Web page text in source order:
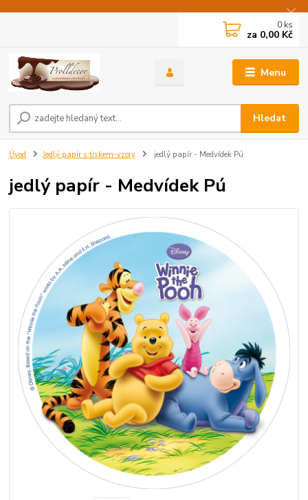
Menu
Hledat
0 ks
za 0,00 Kč
Úvod Jedlý papír s tiskem-vzory jedlý papír - Medvídek Pú
jedlý papír - Medvídek Pú